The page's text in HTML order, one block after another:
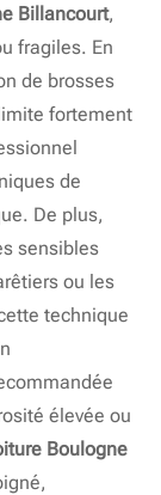
Billancourt,
fragiles. En
de brosses
fortement
de
De plus,
sensibles
ou les
technique
élevée ou
Boulogne